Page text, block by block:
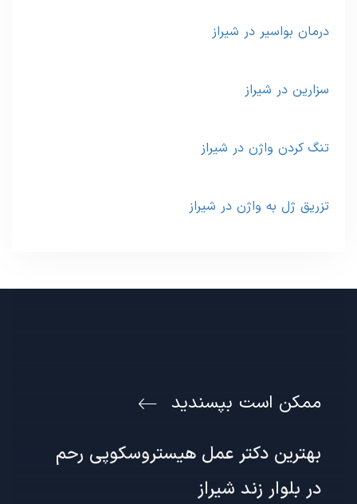
درمان بواسیر در شیراز
سزارین در شیراز
تنگ کردن واژن در شیراز
تزریق ژل به واژن در شیراز
ممکن است بپسندید
بهترین دکتر عمل هیستروسکوپی رحم
در بلوار زند شیراز